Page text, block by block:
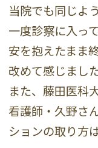
当院でも同じよ
一度診察に入っ
安を抱えたまま
改めて感じました
また、藤田医科
看護師・久野さ
ションの取り方